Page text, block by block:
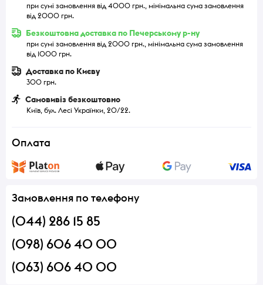
при сумі замовлення від 4000 грн., мінімальна сума замовлення
від 2000 грн.
Безкоштовна доставка по Печерському р-ну
при сумі замовлення від 2000 грн., мінімальна сума замовлення
від 1000 грн.
Доставка по Києву
300 грн.
Самовивіз безкоштовно
Київ, бул. Лесі Українки, 20/22.
Оплата
Замовлення по телефону
(044) 286 15 85
(098) 606 40 00
(063) 606 40 00